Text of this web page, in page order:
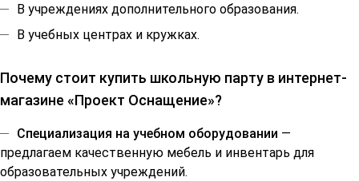
В учреждениях дополнительного образования.
В учебных центрах и кружках.
Почему стоит купить школьную парту в интернет-
магазине «Проект Оснащение»?
Специализация на учебном оборудовании —
предлагаем качественную мебель и инвентарь для
образовательных учреждений.